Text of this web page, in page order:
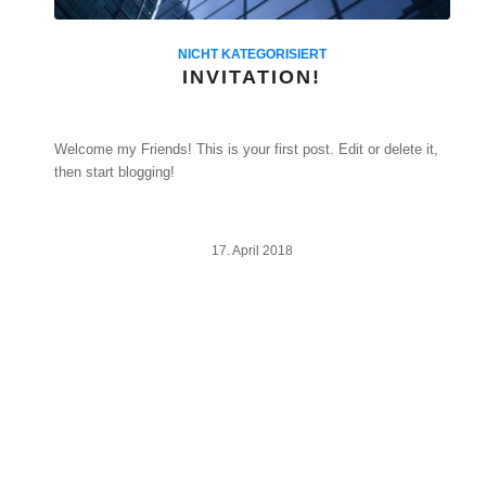
NICHT KATEGORISIERT
INVITATION!
Welcome my Friends! This is your first post. Edit or delete it,
then start blogging!
17. April 2018